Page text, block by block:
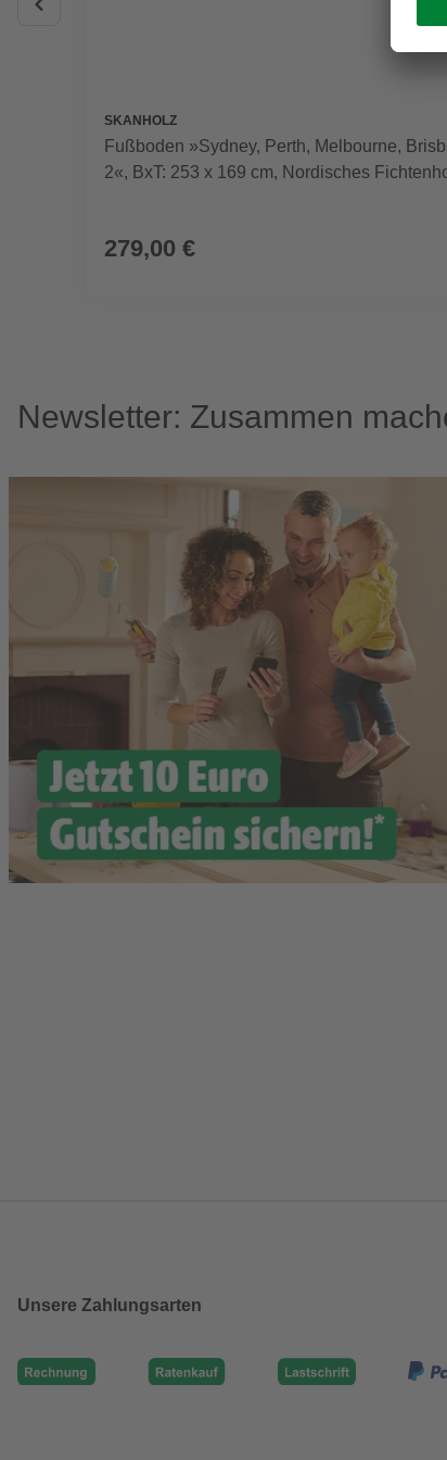
SKANHOLZ
Fußboden »Sydney, Perth, Melbourne,
2«, BxT: 253 x 169 cm, Nordisches
279,00 €
Newsletter: Zusammen
Unsere Zahlungsarten